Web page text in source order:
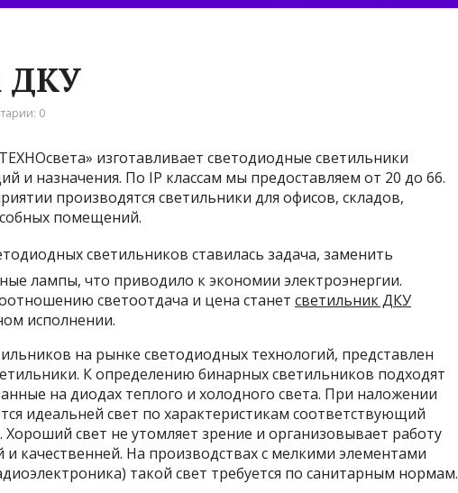
ДКУ
0
изготавливает светодиодные светильники
и назначения. По IP классам мы предоставляем от 20 до 66.
производятся светильники для офисов, складов,
помещений.
светильников ставилась задача, заменить
лампы, что приводило к экономии электроэнергии.
светоотдача и цена станет светильник ДКУ
исполнении.
на рынке светодиодных технологий, представлен
К определению бинарных светильников подходят
на диодах теплого и холодного света. При наложении
идеальней свет по характеристикам соответствующий
свет не утомляет зрение и организовывает работу
качественней. На производствах с мелкими элементами
такой свет требуется по санитарным нормам.